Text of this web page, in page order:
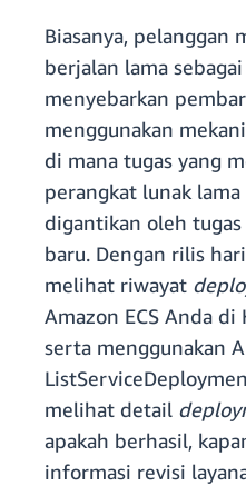
Biasanya, pelanggan
berjalan lama
menyebarkan
menggunakan
di mana tugas yang
perangkat lunak
digantikan oleh
baru. Dengan rilis
melihat riwayat
Amazon ECS Anda di
serta menggunakan
melihat detail
apakah berhasil,
informasi revisi